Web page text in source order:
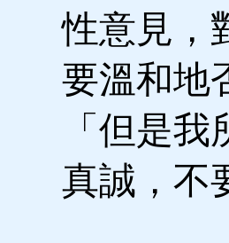
性意見，
要溫和地
「但是
真誠，不